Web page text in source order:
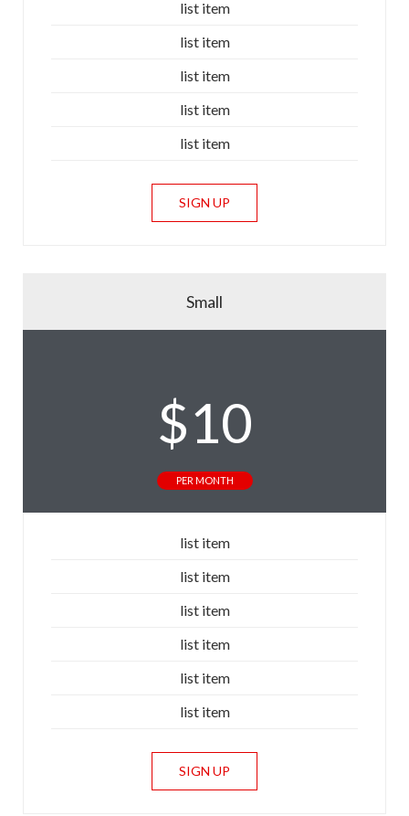
list item
list item
list item
list item
list item
SIGN UP
Small
$10
PER MONTH
list item
list item
list item
list item
list item
list item
SIGN UP